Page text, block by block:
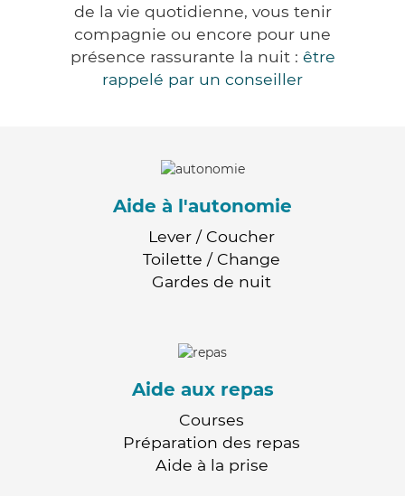
de la vie quotidienne, vous tenir
compagnie ou encore pour une
présence rassurante la nuit : être
rappelé par un conseiller
Aide à l'autonomie
Lever / Coucher
Toilette / Change
Gardes de nuit
Aide aux repas
Courses
Préparation des repas
Aide à la prise